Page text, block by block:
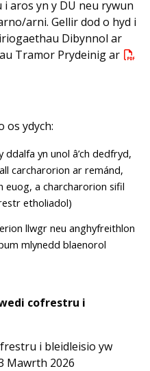
i aros yn y DU neu rywun
arni. Gellir dod o hyd i
Dibynnol ar
Tramor Prydeinig ar
os ydych:
yn unol â’ch dedfryd,
carcharorion ar remánd,
euog, a charcharorion sifil
etholiadol)
llwgr neu anghyfreithlon
mlynedd blaenorol
cofrestru i
i bleidleisio yw
Mawrth 2026